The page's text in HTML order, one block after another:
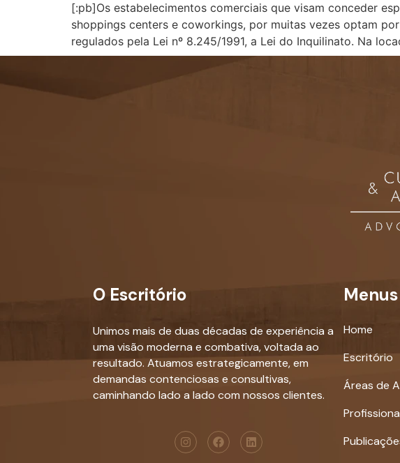
[:pb]Os estabelecimentos comerciais que visam conceder
shoppings centers e coworkings, por muitas vezes optam
regulados pela Lei nº 8.245/1991, a Lei do Inquilinato. Na
O Escritório
Unimos mais de duas décadas de experiência a
uma visão moderna e combativa, voltada ao
resultado. Atuamos estrategicamente, em
demandas contenciosas e consultivas,
caminhando lado a lado com nossos clientes.
Menus
Home
Escritório
Áreas de